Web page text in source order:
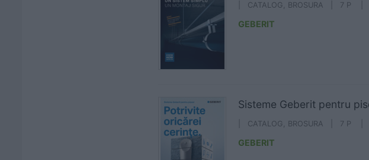
| CATALOG, BROSURA | 7 P |
GEBERIT
Sisteme Geberit pentru
| CATALOG, BROSURA | 7 P |
GEBERIT